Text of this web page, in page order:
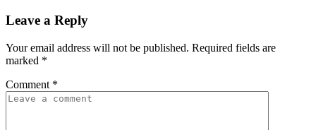
Leave a Reply
Your email address will not be published. Required fields are
marked *
Comment *